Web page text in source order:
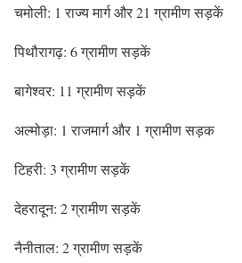
चमोली: 1 राज्य मार्ग और 21 ग्रामीण सड़कें
पिथौरागढ़: 6 ग्रामीण सड़कें
बागेश्वर: 11 ग्रामीण सड़कें
अल्मोड़ा: 1 राजमार्ग और 1 ग्रामीण सड़क
टिहरी: 3 ग्रामीण सड़कें
देहरादून: 2 ग्रामीण सड़कें
नैनीताल: 2 ग्रामीण सड़कें